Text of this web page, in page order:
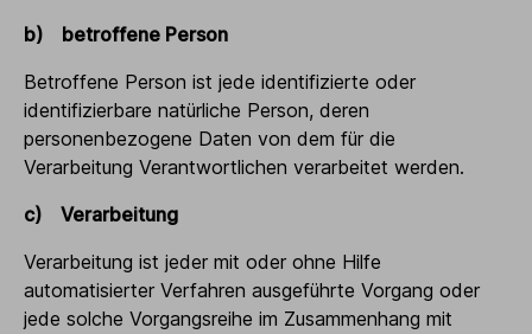
b) betroffene Person
Betroffene Person ist jede identifizierte oder
identifizierbare natürliche Person, deren
personenbezogene Daten von dem für die
Verarbeitung Verantwortlichen verarbeitet werden.
c) Verarbeitung
Verarbeitung ist jeder mit oder ohne Hilfe
automatisierter Verfahren ausgeführte Vorgang oder
jede solche Vorgangsreihe im Zusammenhang mit